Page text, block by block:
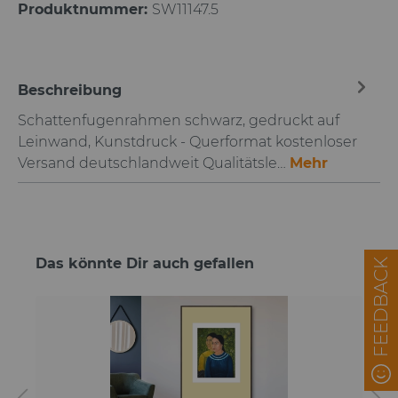
FEEDBACK
Produktnummer: SW11147.5
Beschreibung
Schattenfugenrahmen schwarz, gedruckt auf
Leinwand, Kunstdruck - Querformat kostenloser
Versand deutschlandweit Qualitätsle… Mehr
Das könnte Dir auch gefallen